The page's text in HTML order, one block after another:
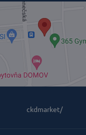
ckdmarket/